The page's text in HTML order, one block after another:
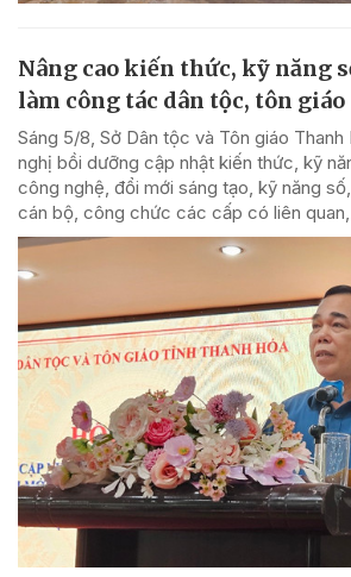
Nâng cao kiến thức, kỹ năng
làm công tác dân tộc, tôn giáo
Sáng 5/8, Sở Dân tộc và Tôn giáo
nghị bồi dưỡng cập nhật kiến thức, kỹ
công nghệ, đổi mới sáng tạo, kỹ năng
cán bộ, công chức các cấp có liên